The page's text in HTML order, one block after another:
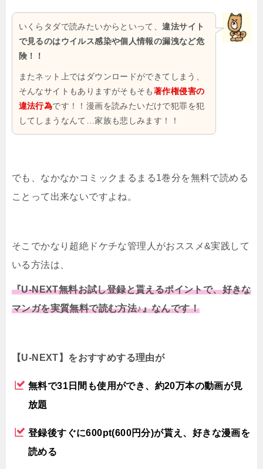
いくらタダで読みたいからといって、違法サイト
で見るのはウイルス感染や個人情報の漏洩など危
険！！
またネット上ではダウンロードができてしまう、
そんなサイトもありますがそもそも著作権侵害の
違法行為です！！漫画を読みたいだけで犯罪を犯
してしまうなんて…家族も悲しみます！！
でも、なかなかコミックまるまる1巻分を無料で読める
ことって出来ないですよね。
そこでかなり超絶ドケチな管理人がおススメ&実践して
いる方法は、
『U-NEXT無料お試し登録と貰えるポイントで、好きな
マンガを実質無料で読む方法♪』なんです！
【U-NEXT】をおすすめする理由が
無料で31日間も使用ができ、約20万本の動画が見
放題
登録後すぐに600pt(600円分)が貰え、好きな漫画を
読める